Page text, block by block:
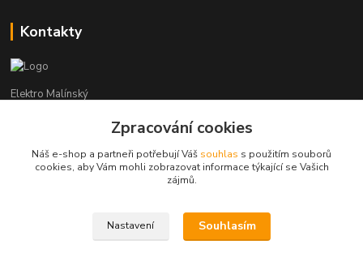
Kontakty
Elektro Malínský
+420 608 255 160
(Po-Čt - 8:30-16:00, Pá - 8:30-14:00)
Zpracování cookies
Náš e-shop a partneři potřebují Váš souhlas s použitím souborů
cookies, aby Vám mohli zobrazovat informace týkající se Vašich
zájmů.
Nastavení Souhlasím